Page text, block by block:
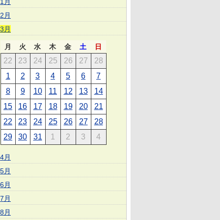
2月
3月
月 火 水 木 金 土 日
22 23 24 25 26 27
28
1
2 3 4 5 6
7
8
9 10 11 12 13
14
15
16 17 18 19 20
21
22
23 24 25 26 27
28
29
30 31 1 2 3 4
4月
5月
6月
7月
8月